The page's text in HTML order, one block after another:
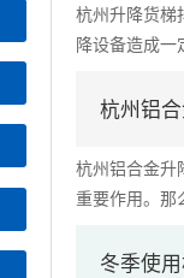
杭州升降货梯
降设备造成一
杭州铝
杭州铝合金升
重要作用。那
冬季使